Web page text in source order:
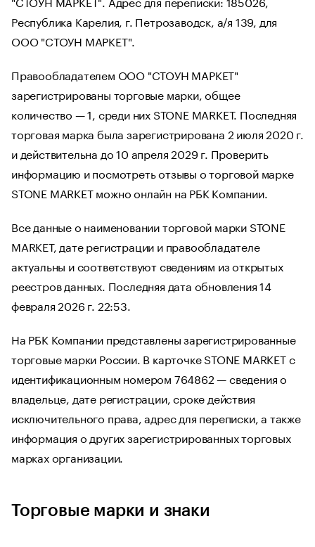
Республика Карелия, г. Петрозаводск, а/я 139, для
ООО "СТОУН МАРКЕТ".
Правообладателем ООО "СТОУН МАРКЕТ"
зарегистрированы торговые марки, общее
количество — 1, среди них STONE MARKET. Последняя
торговая марка была зарегистрирована 2 июля 2020 г.
и действительна до 10 апреля 2029 г. Проверить
информацию и посмотреть отзывы о торговой марке
STONE MARKET можно онлайн на РБК Компании.
Все данные о наименовании торговой марки STONE
MARKET, дате регистрации и правообладателе
актуальны и соответствуют сведениям из открытых
реестров данных. Последняя дата обновления 14
февраля 2026 г. 22:53.
На РБК Компании представлены зарегистрированные
торговые марки России. В карточке STONE MARKET с
идентификационным номером 764862 — сведения о
владельце, дате регистрации, сроке действия
исключительного права, адрес для переписки, а также
информация о других зарегистрированных торговых
марках организации.
Торговые марки и знаки